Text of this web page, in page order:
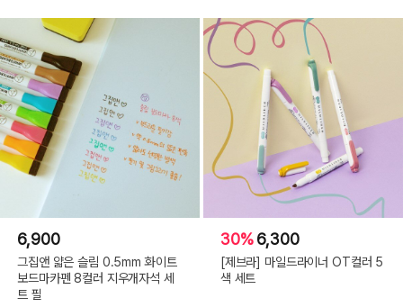
6,900
그집앤 얇은 슬림 0.5mm 화이트
보드마카펜 8컬러 지우개자석 세
트 필
30%6,300
[제브라] 마일드라이너 OT컬러 5
색 세트